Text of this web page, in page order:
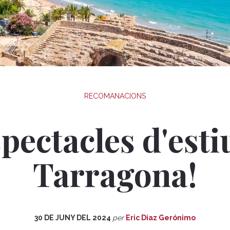
RECOMANACIONS
Tarragona!
30 DE JUNY DEL 2024 perEric Diaz Gerónimo